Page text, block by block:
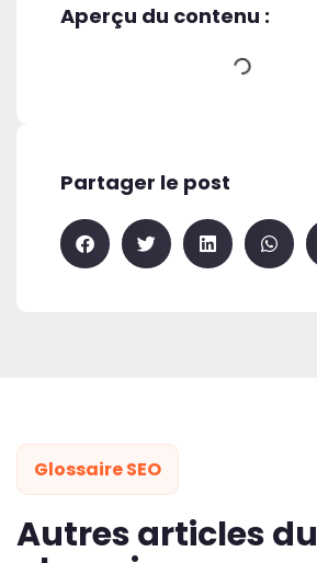
Aperçu du contenu :
Partager le post
Glossaire SEO
Autres articles du